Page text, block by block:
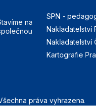
na
SPN -
Nakladatelství
Nakladatelství
Kartografie
práva vyhrazena.